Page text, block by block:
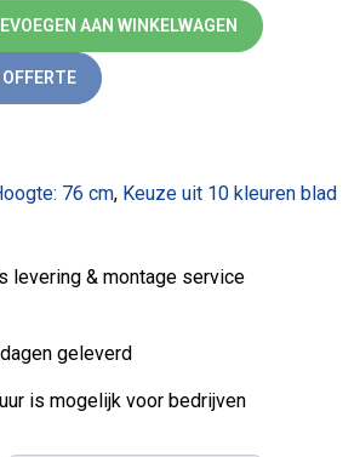
aantal
AAN WINKELWAGEN
76 cm, Keuze uit 10 kleuren blad
levering & montage service
geleverd
is mogelijk voor bedrijven